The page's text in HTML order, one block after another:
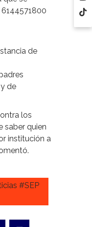
de
de
los
saber quien
institución a
#SEP